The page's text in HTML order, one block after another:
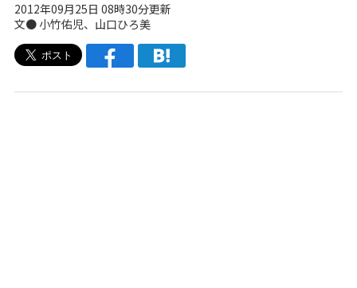
2012年09月25日 08時30分更新
文● 小竹佑児、 山口ひろ美